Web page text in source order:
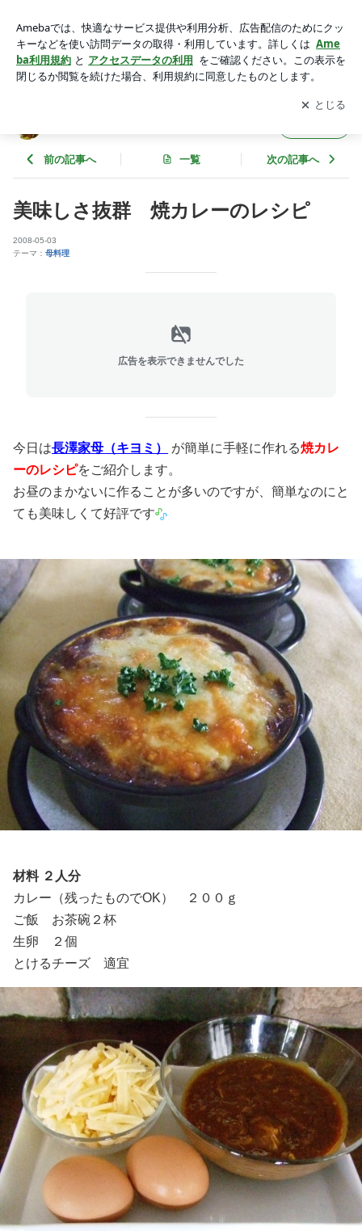
王子
アプリをダウンロードして ブログの更新通知
を受け取りまし
ょう。
開く
前の記事へ 一覧 次の記事へ
美味しさ抜群 焼カレーのレシピ
2008-05-03
テーマ： 母料理
広告を表示できませんでした
今日は長澤家母（キヨミ） が簡単に手軽に作れる焼カレ
ーのレシピをご紹介します。
お昼のまかないに作ることが多いのですが、簡単なのにと
ても美味しくて好評です
材料 ２人分
カレー（残ったものでOK） ２００ｇ
ご飯 お茶碗２杯
生卵 ２個
とけるチーズ 適宜